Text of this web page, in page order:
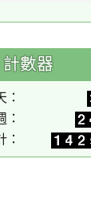
計數器
：
：
：